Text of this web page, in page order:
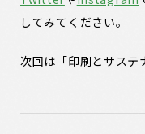
してみてください。
次回は「印刷とサステ